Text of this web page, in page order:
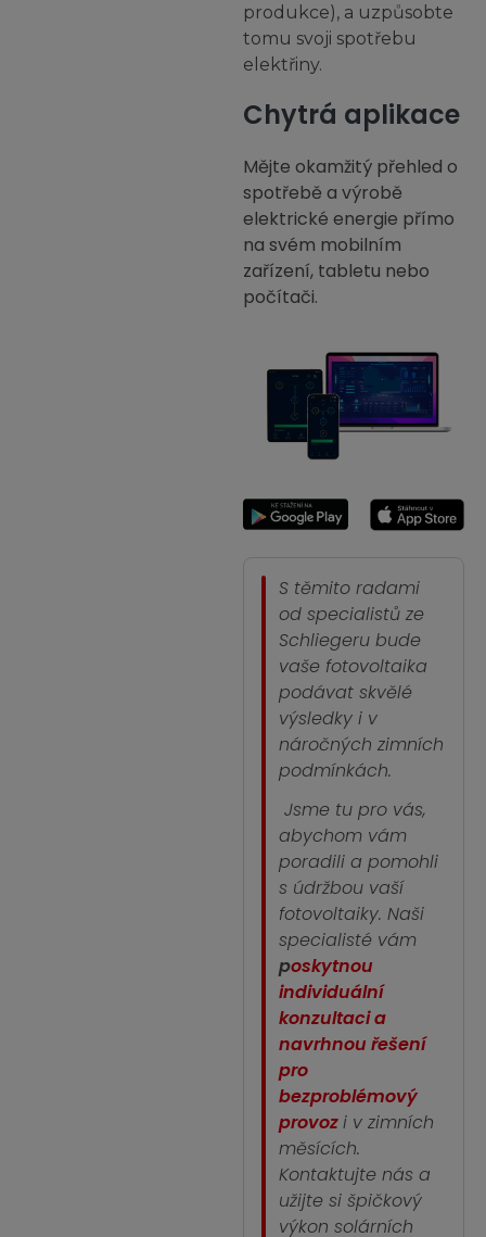
produkce), a uzpůsobte
tomu svoji spotřebu
elektřiny.
Chytrá aplikace
Mějte okamžitý přehled o
spotřebě a výrobě
elektrické energie přímo
na svém mobilním
zařízení, tabletu nebo
počítači.
S těmito radami
od specialistů ze
Schliegeru bude
vaše fotovoltaika
podávat skvělé
výsledky i v
náročných zimních
podmínkách.
Jsme tu pro vás,
abychom vám
poradili a pomohli
s údržbou vaší
fotovoltaiky. Naši
specialisté vám
poskytnou
individuální
konzultaci a
navrhnou řešení
pro
bezproblémový
provozi v zimních
měsících.
Kontaktujte nás a
užijte si špičkový
výkon solárních